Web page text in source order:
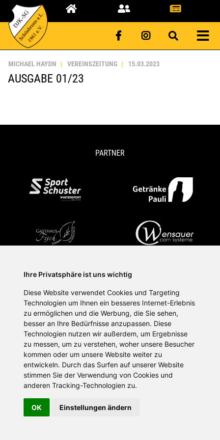
Ihre Privatsphäre ist uns wichtig
Diese Website verwendet Cookies und Targeting
Technologien um Ihnen ein besseres Internet-Erlebnis
zu ermöglichen und die Werbung, die Sie sehen,
besser an Ihre Bedürfnisse anzupassen. Diese
Technologien nutzen wir außerdem, um Ergebnisse
zu messen, um zu verstehen, woher unsere Besucher
kommen oder um unsere Website weiter zu
entwickeln. Durch das Surfen auf unserer Website
stimmen Sie der Verwendung von Cookies und
anderen Tracking-Technologien zu.
OK Einstellungen ändern
MICHAEL HAYDN VEREINSZEITUNG 15.03.2023
AUSGABE 01/23
PARTNER
SPORTPLATTFORMEN
IMPRESSUM DATENSCHUTZ
2026 © DJK SG Schönbrunn am Lusen 1961 e.V.